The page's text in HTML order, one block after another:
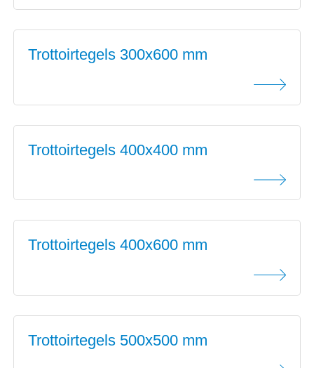
Trottoirtegels 300x600 mm
Trottoirtegels 400x400 mm
Trottoirtegels 400x600 mm
Trottoirtegels 500x500 mm